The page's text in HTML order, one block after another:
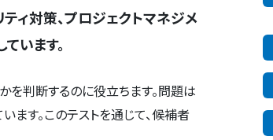
ィ対策、プロジェクトマネジメ
います。
を判断するのに役立ちます。問題は
す。このテストを通じて、候補者